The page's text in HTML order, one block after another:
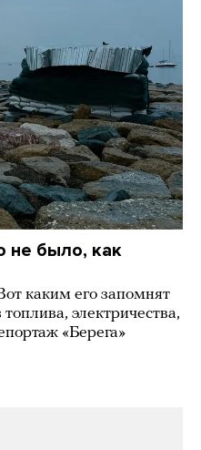
не было, как
каким его запомнят
электричества,
«Берега»